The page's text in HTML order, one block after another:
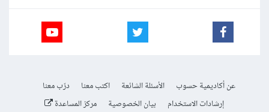
عن أكاديمية حسوب الأسئلة الشائعة اكتب معنا
درّب معنا
إرشادات الاستخدام
بيان الخصوصية مركز المساعدة